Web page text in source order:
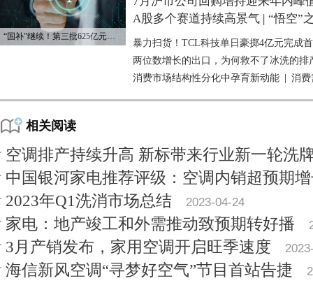
“国补”继续！第三批625亿元资金已下达
A股多个赛道持续高景气 | “悟空”
暴力扫货！TCL科技单日豪掷4亿元完成
两位数增长的出口，为何救不了冰洗的排
消费市场结构性分化中孕育新动能
消费
相关阅读
空调排产持续升高 新标带来行业新一轮洗
中国银河家电推荐评级：空调内销超预期
2023年Q1洗消市场总结
2023-04-24
家电：地产竣工和外需推动致预期转好播
3月产销发布，家用空调开启旺季速度
海信新风空调“寻梦好空气”节目首站告捷